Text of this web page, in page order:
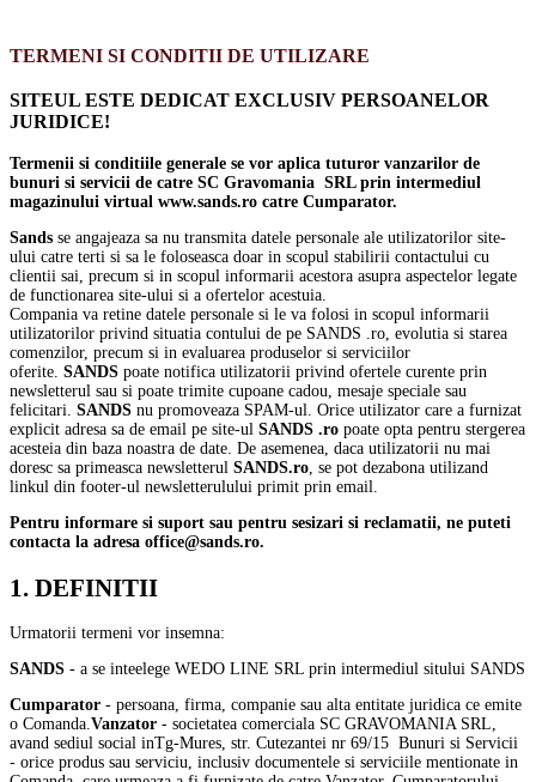
TERMENI SI CONDITII DE UTILIZARE
SITEUL ESTE DEDICAT EXCLUSIV PERSOANELOR
JURIDICE!
Termenii si conditiile generale se vor aplica tuturor vanzarilor de
bunuri si servicii de catre SC Gravomania SRL prin intermediul
magazinului virtual www.sands.ro catre Cumparator.
Sands se angajeaza sa nu transmita datele personale ale utilizatorilor site-
ului catre terti si sa le foloseasca doar in scopul stabilirii contactului cu
clientii sai, precum si in scopul informarii acestora asupra aspectelor legate
de functionarea site-ului si a ofertelor acestuia.
Compania va retine datele personale si le va folosi in scopul informarii
utilizatorilor privind situatia contului de pe SANDS .ro, evolutia si starea
comenzilor, precum si in evaluarea produselor si serviciilor
oferite. SANDS poate notifica utilizatorii privind ofertele curente prin
newsletterul sau si poate trimite cupoane cadou, mesaje speciale sau
felicitari. SANDS nu promoveaza SPAM-ul. Orice utilizator care a furnizat
explicit adresa sa de email pe site-ul SANDS .ro poate opta pentru stergerea
acesteia din baza noastra de date. De asemenea, daca utilizatorii nu mai
doresc sa primeasca newsletterul SANDS.ro, se pot dezabona utilizand
linkul din footer-ul newsletterulului primit prin email.
Pentru informare si suport sau pentru sesizari si reclamatii, ne puteti
contacta la adresa office@sands.ro.
1. DEFINITII
Urmatorii termeni vor insemna:
SANDS - a se inteelege WEDO LINE SRL prin intermediul sitului SANDS
Cumparator - persoana, firma, companie sau alta entitate juridica ce emite
o Comanda.Vanzator - societatea comerciala SC GRAVOMANIA SRL,
avand sediul social inTg-Mures, str. Cutezantei nr 69/15 Bunuri si Servicii
- orice produs sau serviciu, inclusiv documentele si serviciile mentionate in